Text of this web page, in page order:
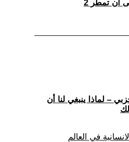
– لماذا ينبغي لنا أن
في العالم